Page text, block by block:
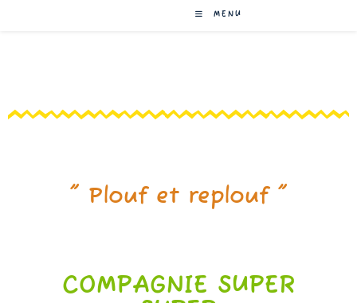
MENU
" Plouf et replouf "
COMPAGNIE SUPER